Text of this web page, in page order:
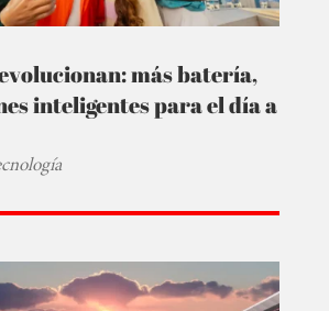
más batería,
inteligentes para el día a